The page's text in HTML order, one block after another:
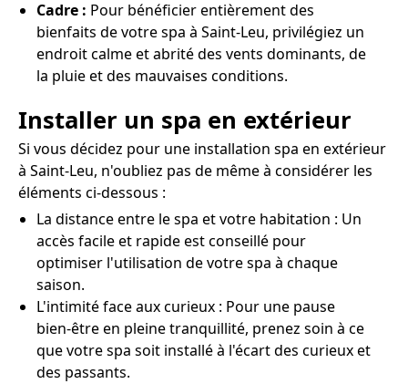
Cadre : Pour bénéficier entièrement des
bienfaits de votre spa à Saint-Leu, privilégiez un
endroit calme et abrité des vents dominants, de
la pluie et des mauvaises conditions.
Installer un spa en extérieur
Si vous décidez pour une installation spa en extérieur
à Saint-Leu, n'oubliez pas de même à considérer les
éléments ci-dessous :
La distance entre le spa et votre habitation : Un
accès facile et rapide est conseillé pour
optimiser l'utilisation de votre spa à chaque
saison.
L'intimité face aux curieux : Pour une pause
bien-être en pleine tranquillité, prenez soin à ce
que votre spa soit installé à l'écart des curieux et
des passants.